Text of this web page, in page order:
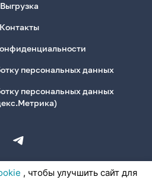
Выгрузка
Контакты
персональных данных
персональных данных
, чтобы улучшить сайт для